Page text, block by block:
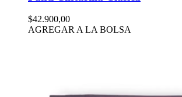
$42.900,00
AGREGAR A LA BOLSA